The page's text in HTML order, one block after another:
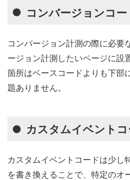
コンバージョンコー
コンバージョン計測の際に必要
ージョン計測したいページに設
箇所はベースコードよりも下部
題ありません。
カスタムイベントコ
カスタムイベントコードは少し
を書き換えることで、特定のオ